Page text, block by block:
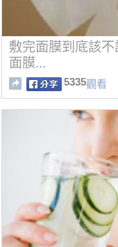
敷完面膜到底該
面膜...
5335觀看